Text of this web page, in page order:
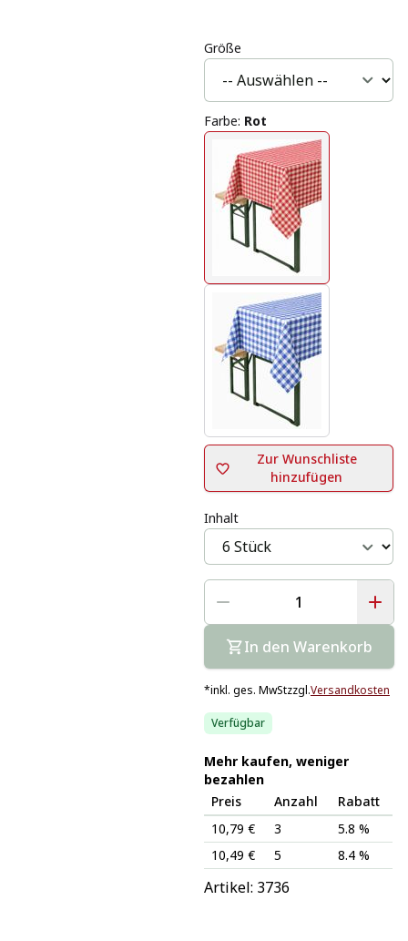
Größe
Farbe: Rot
Zur Wunschliste
hinzufügen
Inhalt
In den Warenkorb
*inkl. ges. MwStzzgl.Versandkosten
Verfügbar
Mehr kaufen, weniger
bezahlen
Preis
Anzahl
Rabatt
10,79 €
3
5.8 %
10,49 €
5 8.4 %
Artikel: 3736